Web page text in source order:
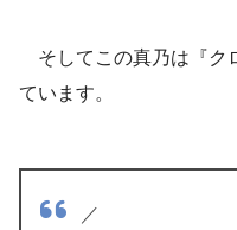
そしてこの真乃は『ク
ています。
／